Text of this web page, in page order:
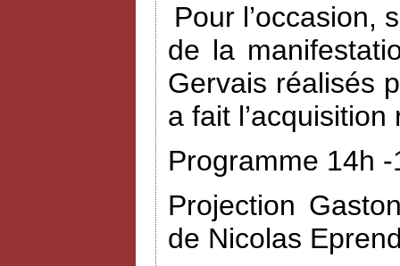
Pour l’occasion,
de la
Gervais réalisés
a fait
Programme 14h
Projection
de Nicolas